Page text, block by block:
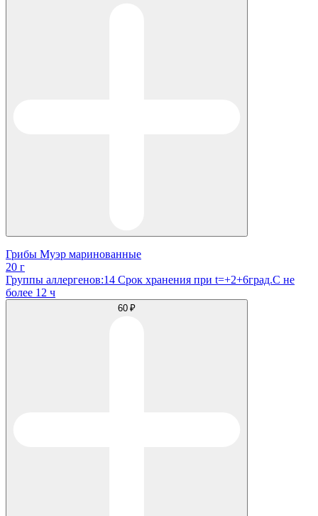
Грибы Муэр маринованные
20 г
Группы аллергенов:14 Срок хранения при t=+2+6град.С не
более 12 ч
60 ₽